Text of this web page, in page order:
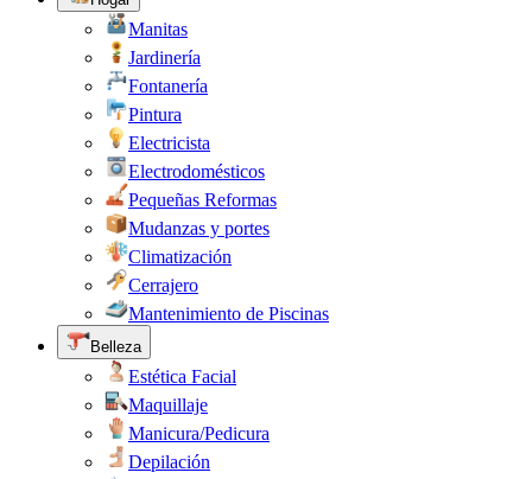
Manitas
Jardinería
Fontanería
Pintura
Electricista
Electrodomésticos
Pequeñas Reformas
Mudanzas y portes
Climatización
Cerrajero
Mantenimiento de Piscinas
Belleza
Estética Facial
Maquillaje
Manicura/Pedicura
Depilación